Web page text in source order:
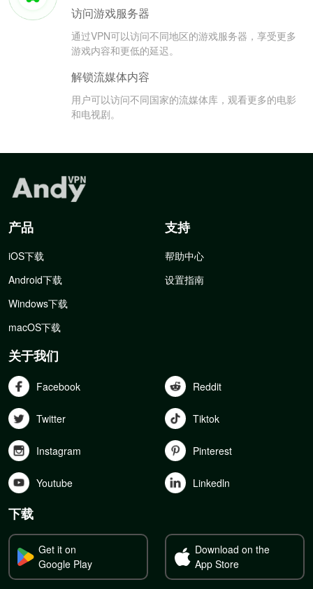
访问游戏服务器
通过VPN可以访问不同地区的游戏服务器，享受更多
游戏内容和更低的延迟。
解锁流媒体内容
用户可以访问不同国家的流媒体库，观看更多的电影
和电视剧。
产品
iOS下载
Android下载
Windows下载
macOS下载
支持
帮助中心
设置指南
关于我们
Facebook Reddit
Twitter Tiktok
Instagram Pinterest
Youtube Linkedln
下载
Get it on
Google Play
Download on the
App Store